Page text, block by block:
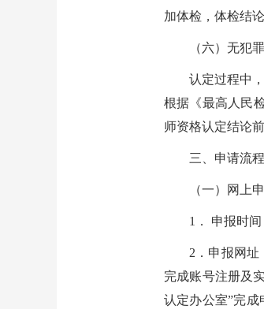
加体检，体检结论
（六）无犯
认定过程中
根据《最高人民
师资格认定结论
三、申请流程
（一）网上
1． 申报时间
2．申报网址
完成账号注册及
认定办公室”完成